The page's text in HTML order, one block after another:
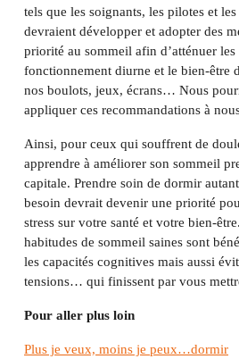
tels que les soignants, les pilotes et
devraient développer et adopter des
priorité au sommeil afin d’atténuer
fonctionnement diurne et le bien-être
nos boulots, jeux, écrans… Nous
appliquer ces recommandations à
Ainsi, pour ceux qui souffrent de
apprendre à améliorer son sommeil
capitale. Prendre soin de dormir
besoin devrait devenir une priorité
stress sur votre santé et votre bien-
habitudes de sommeil saines sont
les capacités cognitives mais aussi
tensions… qui finissent par vous
Pour aller plus loin
Plus je veux, moins je peux…dormir